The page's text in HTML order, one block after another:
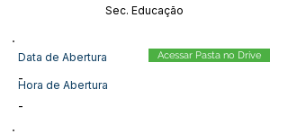
Sec. Educação
Data de Abertura
-
Hora de Abertura
-
Acessar Pasta no Drive